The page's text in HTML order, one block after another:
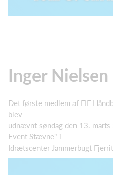
Inger Nielsen
Det første medlem af FIF
blev
udnævnt søndag den 13.
Event Stævne" i
Idrætscenter Jammerbugt